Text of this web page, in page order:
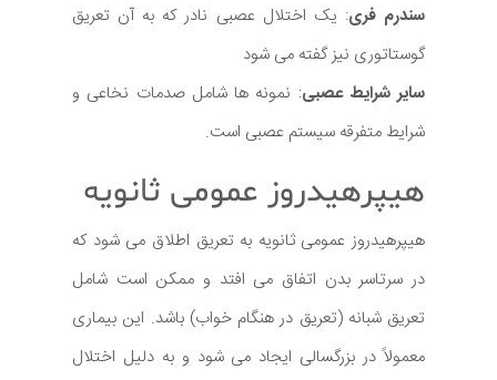
سندرم فری: یک اختلال عصبی نادر که به آن تعریق
گوستاتوری نیز گفته می شود
سایر شرایط عصبی: نمونه ها شامل صدمات نخاعی و
شرایط متفرقه سیستم عصبی است.
هیپرهیدروز عمومی ثانویه
هیپرهیدروز عمومی ثانویه به تعریق اطلاق می شود که
در سرتاسر بدن اتفاق می افتد و ممکن است شامل
تعریق شبانه (تعریق در هنگام خواب) باشد. این بیماری
معمولاً در بزرگسالی ایجاد می شود و به دلیل اختلال